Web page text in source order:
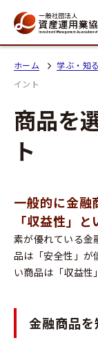
ホーム 学ぶ・知る
イント
商品を
ト
一般的に金融
「収益性」
素が優れている金
品は「安全性」が
い商品は「収益性
金融商品